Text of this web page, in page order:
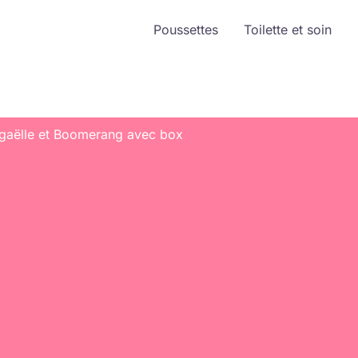
Poussettes Toilette et soin
et Boomerang avec box